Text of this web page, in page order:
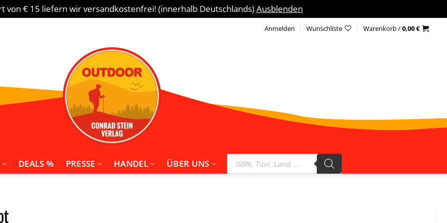
von € 15 liefern wir versandkostenfrei! (innerhalb Deutschlands)Ausblenden
Anmelden Wunschliste Warenkorb /0,00€
DEALS % PRESSE HANDEL ÜBER UNS
Products
search